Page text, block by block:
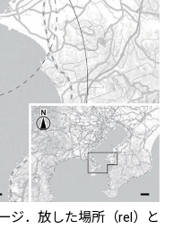
．放した場所（rel）と